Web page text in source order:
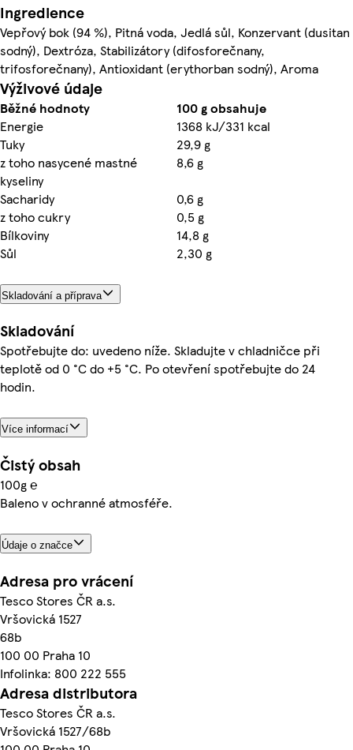
Ingredience
Vepřový bok (94 %), Pitná voda, Jedlá sůl, Konzervant (dusitan
sodný), Dextróza, Stabilizátory (difosforečnany,
trifosforečnany), Antioxidant (erythorban sodný), Aroma
Výživové údaje
Běžné hodnoty
100 g obsahuje
Energie
1368 kJ/331 kcal
Tuky
29,9 g
z toho nasycené mastné
kyseliny
8,6 g
Sacharidy
0,6 g
z toho cukry
0,5 g
Bílkoviny
14,8 g
Sůl
2,30 g
Skladování a příprava
Skladování
Spotřebujte do: uvedeno níže. Skladujte v chladničce při
teplotě od 0 °C do +5 °C. Po otevření spotřebujte do 24
hodin.
Více informací
Čistý obsah
100g ℮
Baleno v ochranné atmosféře.
Údaje o značce
Adresa pro vrácení
Tesco Stores ČR a.s.
Vršovická 1527
68b
100 00 Praha 10
Infolinka: 800 222 555
Adresa distributora
Tesco Stores ČR a.s.
Vršovická 1527/68b